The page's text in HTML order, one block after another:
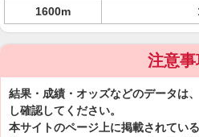
1600m
注意事
結果・成績・オッズなどのデータは
し確認してください。
本サイトのページ上に掲載されてい